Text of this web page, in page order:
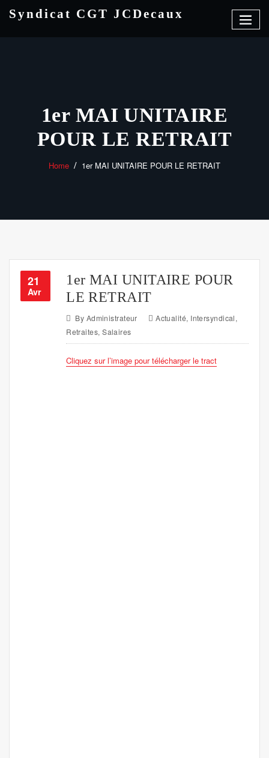
Syndicat CGT JCDecaux
1er MAI UNITAIRE
POUR LE RETRAIT
Home 1er MAI UNITAIRE POUR LE RETRAIT
21
Avr
1er MAI UNITAIRE POUR
LE RETRAIT
By Administrateur Actualité, Intersyndical,
Retraites,Salaires
Cliquez sur l’image pour télécharger le tract